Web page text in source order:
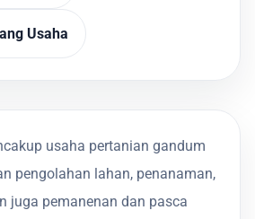
Usaha
usaha pertanian gandum
pengolahan lahan, penanaman,
juga pemanenan dan pasca